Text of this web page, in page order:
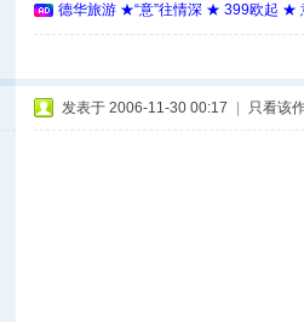
德华旅游 ★“意”往情深 ★ 399欧起 ★
发表于 2006-11-30 00:17 只看该